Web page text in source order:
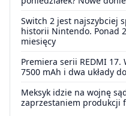
Switch 2 jest najszybciej
historii Nintendo. Ponad
miesięcy
Premiera serii REDMI 17.
7500 mAh i dwa układy
Meksyk idzie na wojnę
zaprzestaniem produkcji